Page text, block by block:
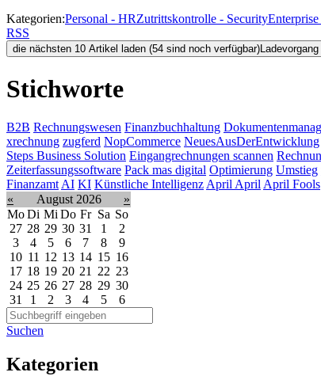
Kategorien:Personal - HRZutrittskontrolle - Security
RSS
die nächsten 10 Artikel laden (54 sind noch verfügbar)
Stichworte
B2B Rechnungswesen Finanzbuchhaltung
xrechnung zugferd NopCommerce NeuesAusDerEntwicklung
Steps Business Solution Eingangrechnungen scannen
Zeiterfassungssoftware Pack mas digital Optimierung Umstieg
Finanzamt AI KI Künstliche Intelligenz April April April Fools
«
August 2026
»
Mo Di Mi Do Fr Sa So
27 28 29 30 31 1
2
3
4 5 6 7 8
9
10 11 12 13 14 15 16
17 18 19 20 21 22 23
24 25 26 27 28 29 30
31
1 2 3 4 5 6
Suchen
Kategorien